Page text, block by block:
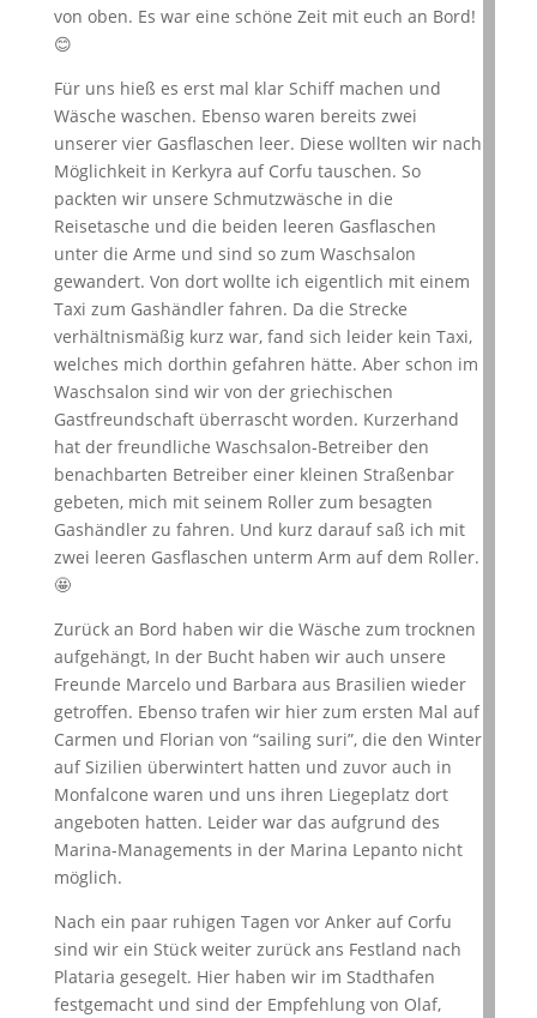
von oben. Es war eine schöne Zeit mit euch an Bord!
😊
Für uns hieß es erst mal klar Schiff machen und
Wäsche waschen. Ebenso waren bereits zwei
unserer vier Gasflaschen leer. Diese wollten wir nach
Möglichkeit in Kerkyra auf Corfu tauschen. So
packten wir unsere Schmutzwäsche in die
Reisetasche und die beiden leeren Gasflaschen
unter die Arme und sind so zum Waschsalon
gewandert. Von dort wollte ich eigentlich mit einem
Taxi zum Gashändler fahren. Da die Strecke
verhältnismäßig kurz war, fand sich leider kein Taxi,
welches mich dorthin gefahren hätte. Aber schon im
Waschsalon sind wir von der griechischen
Gastfreundschaft überrascht worden. Kurzerhand
hat der freundliche Waschsalon-Betreiber den
benachbarten Betreiber einer kleinen Straßenbar
gebeten, mich mit seinem Roller zum besagten
Gashändler zu fahren. Und kurz darauf saß ich mit
zwei leeren Gasflaschen unterm Arm auf dem Roller.
🤩
Zurück an Bord haben wir die Wäsche zum trocknen
aufgehängt, In der Bucht haben wir auch unsere
Freunde Marcelo und Barbara aus Brasilien wieder
getroffen. Ebenso trafen wir hier zum ersten Mal auf
Carmen und Florian von “sailing suri”, die den Winter
auf Sizilien überwintert hatten und zuvor auch in
Monfalcone waren und uns ihren Liegeplatz dort
angeboten hatten. Leider war das aufgrund des
Marina-Managements in der Marina Lepanto nicht
möglich.
Nach ein paar ruhigen Tagen vor Anker auf Corfu
sind wir ein Stück weiter zurück ans Festland nach
Plataria gesegelt. Hier haben wir im Stadthafen
festgemacht und sind der Empfehlung von Olaf,